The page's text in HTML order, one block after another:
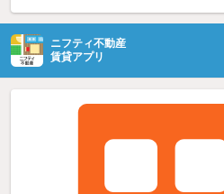
ニフティ不動産
賃貸アプリ